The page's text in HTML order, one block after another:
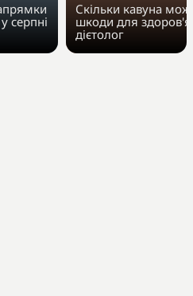
серпні
Скільки кавуна
шкоди для
дієтолог